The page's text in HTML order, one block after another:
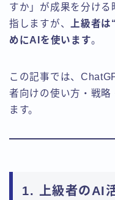
デモプリセット記事
トップページ
プライバシーポリシー
利用規約／特定商取
有料記事の決済完了ペ
運営者情報
すか」が成果を分ける
指しますが、
上級者
めにAIを使います。
この記事では、
者向けの使い方・戦略
ます。
1. 上級者のAI